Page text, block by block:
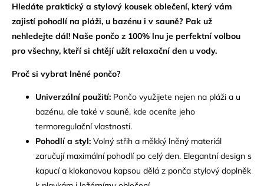
Hledáte praktický a stylový kousek oblečení, který vám
zajistí pohodlí na pláži, u bazénu i v sauně? Pak už
nehledejte dál! Naše pončo z 100% lnu je perfektní volbou
pro všechny, kteří si chtějí užít relaxační den u vody.
Proč si vybrat lněné pončo?
Univerzální použití: Pončo využijete nejen na pláži a u
bazénu, ale také v sauně, kde oceníte jeho
termoregulační vlastnosti.
Pohodlí a styl: Volný střih a měkký lněný materiál
zaručují maximální pohodlí po celý den. Elegantní design s
kapucí a klokanovou kapsou dělá z ponča stylový doplněk